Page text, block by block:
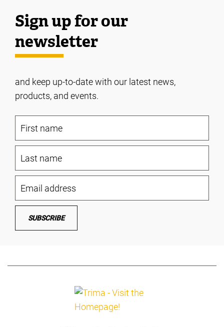
Sign up for our
newsletter
and keep up-to-date with our latest news,
products, and events.
SUBSCRIBE